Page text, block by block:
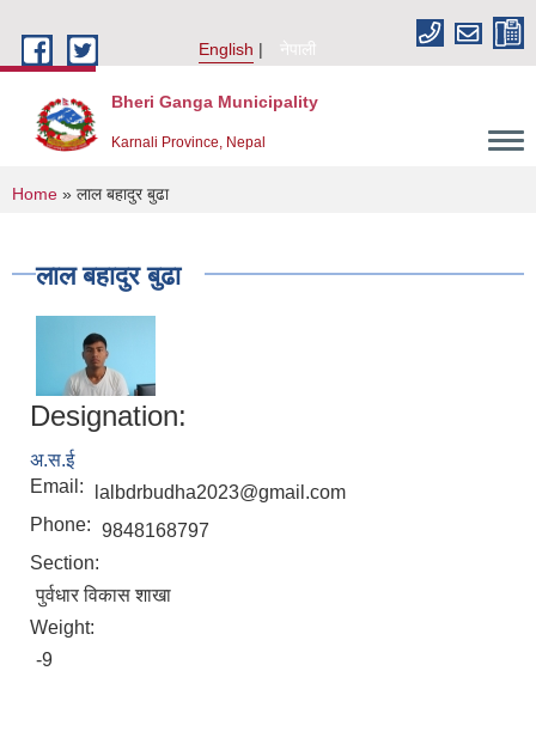
English
नेपाली
Bheri Ganga Municipality
Karnali Province, Nepal
You are here
Home » लाल बहादुर बुढा
लाल बहादुर बुढा
Designation:
अ.स.ई
Email:
lalbdrbudha2023@gmail.com
Phone: 9848168797
Section:
पुर्वधार विकास शाखा
Weight:
-9